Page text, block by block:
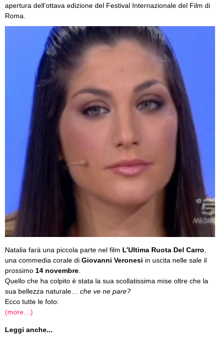
apertura dell’ottava edizione del Festival Internazionale del Film di
Roma.
Natalia farà una piccola parte nel film L’Ultima Ruota Del Carro
una commedia corale di Giovanni Veronesi in uscita nelle sale il
prossimo 14 novembre
Quello che ha colpito è stata la sua scollatissima mise oltre che la
sua bellezza naturale… che ve ne pare?
Ecco tutte le foto:
(more…)
Leggi anche...